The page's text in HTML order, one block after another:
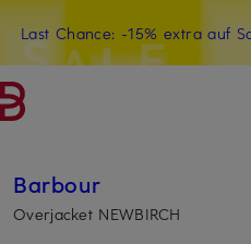
ZUM HAUPTINHALT ÜBERSPRINGEN
Last Chance: -15% extra auf
20€-Willkommensgutschein
Barbour
Overjacket NEWBIRCH